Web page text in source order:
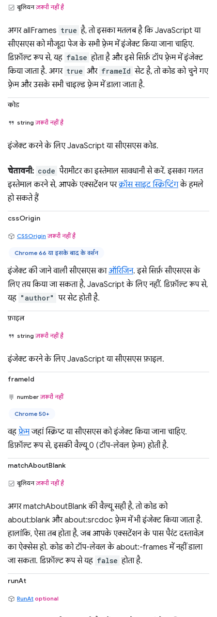
बूलियनज़रूरी नहीं है
अगर allFrames true है, तो इसका मतलब है कि JavaScript या
सीएसएस को मौजूदा पेज के सभी फ़्रेम में इंजेक्ट किया जाना चाहिए.
डिफ़ॉल्ट रूप से, यह false होता है और इसे सिर्फ़ टॉप फ़्रेम में इंजेक्ट
किया जाता है. अगर true और frameId सेट है, तो कोड को चुने गए
फ़्रेम और उसके सभी चाइल्ड फ़्रेम में डाला जाता है.
कोड
stringज़रूरी नहीं है
इंजेक्ट करने के लिए JavaScript या सीएसएस कोड.
चेतावनी: code पैरामीटर का इस्तेमाल सावधानी से करें. इसका गलत
इस्तेमाल करने से, आपके एक्सटेंशन परक्रॉस साइट स्क्रिप्टिंगके हमले
हो सकते हैं
cssOrigin
CSSOrigin ज़रूरी नहीं है
Chrome 66 या इसके बाद के वर्शन
इंजेक्ट की जाने वाली सीएसएस काऑरिजिन. इसे सिर्फ़ सीएसएस के
लिए तय किया जा सकता है, JavaScript के लिए नहीं. डिफ़ॉल्ट रूप से,
यह "author" पर सेट होती है.
फ़ाइल
stringज़रूरी नहीं है
इंजेक्ट करने के लिए JavaScript या सीएसएस फ़ाइल.
frameId
numberज़रूरी नहीं
Chrome 50+
वह फ़्रेमजहां स्क्रिप्ट या सीएसएस को इंजेक्ट किया जाना चाहिए.
डिफ़ॉल्ट रूप से, इसकी वैल्यू 0 (टॉप-लेवल फ़्रेम) होती है.
matchAboutBlank
बूलियनज़रूरी नहीं है
अगर matchAboutBlank की वैल्यू सही है, तो कोड को
about:blank और about:srcdoc फ़्रेम में भी इंजेक्ट किया जाता है.
हालांकि, ऐसा तब होता है, जब आपके एक्सटेंशन के पास पैरंट दस्तावेज़
का ऐक्सेस हो. कोड को टॉप-लेवल के about:-frames में नहीं डाला
जा सकता. डिफ़ॉल्ट रूप से यह false होता है.
runAt
RunAt optional